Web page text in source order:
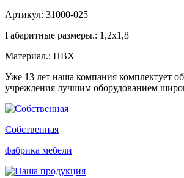
Артикул: 31000-025
Габаритные размеры.: 1,2х1,8
Материал.: ПВХ
Уже 13 лет наша компания комплектует
учреждения лучшим оборудованием
Собственная
фабрика мебели